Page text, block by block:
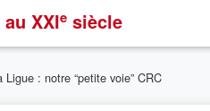
au XXIe siècle
Ligue : notre “petite voie” CRC